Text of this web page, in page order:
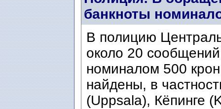
банкноты
В полицию
около 20
номиналом 500
найдены, в
(Uppsala), Кёпинге